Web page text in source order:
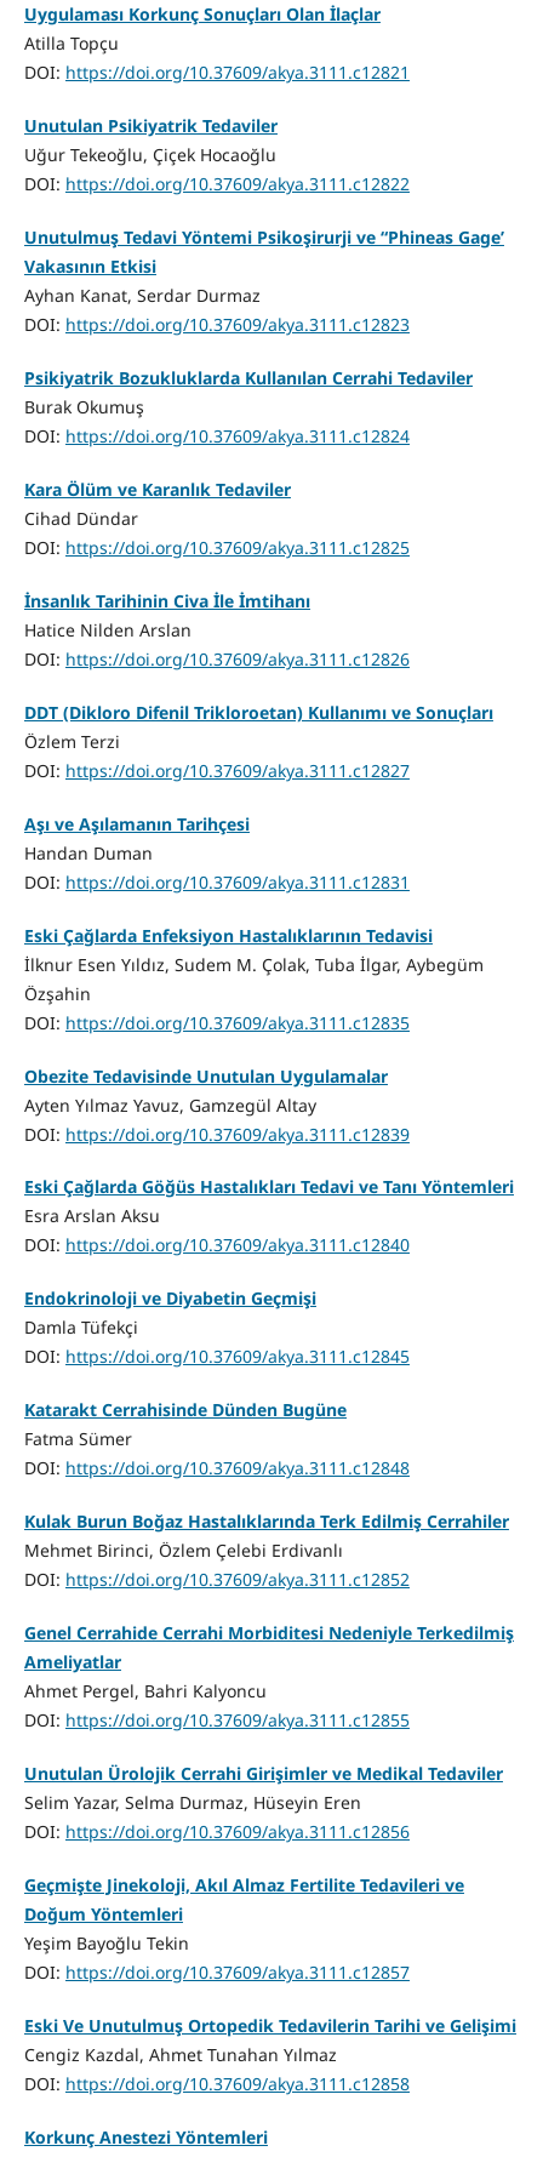
Uygulaması Korkunç Sonuçları Olan İlaçlar
Atilla Topçu
DOI: https://doi.org/10.37609/akya.3111.c12821
Unutulan Psikiyatrik Tedaviler
Uğur Tekeoğlu, Çiçek Hocaoğlu
DOI: https://doi.org/10.37609/akya.3111.c12822
Unutulmuş Tedavi Yöntemi Psikoşirurji ve “Phineas Gage’
Vakasının Etkisi
Ayhan Kanat, Serdar Durmaz
DOI: https://doi.org/10.37609/akya.3111.c12823
Psikiyatrik Bozukluklarda Kullanılan Cerrahi Tedaviler
Burak Okumuş
DOI: https://doi.org/10.37609/akya.3111.c12824
Kara Ölüm ve Karanlık Tedaviler
Cihad Dündar
DOI: https://doi.org/10.37609/akya.3111.c12825
İnsanlık Tarihinin Civa İle İmtihanı
Hatice Nilden Arslan
DOI: https://doi.org/10.37609/akya.3111.c12826
DDT (Dikloro Difenil Trikloroetan) Kullanımı ve Sonuçları
Özlem Terzi
DOI: https://doi.org/10.37609/akya.3111.c12827
Aşı ve Aşılamanın Tarihçesi
Handan Duman
DOI: https://doi.org/10.37609/akya.3111.c12831
Eski Çağlarda Enfeksiyon Hastalıklarının Tedavisi
İlknur Esen Yıldız, Sudem M. Çolak, Tuba İlgar, Aybegüm
Özşahin
DOI: https://doi.org/10.37609/akya.3111.c12835
Obezite Tedavisinde Unutulan Uygulamalar
Ayten Yılmaz Yavuz, Gamzegül Altay
DOI: https://doi.org/10.37609/akya.3111.c12839
Eski Çağlarda Göğüs Hastalıkları Tedavi ve Tanı Yöntemleri
Esra Arslan Aksu
DOI: https://doi.org/10.37609/akya.3111.c12840
Endokrinoloji ve Diyabetin Geçmişi
Damla Tüfekçi
DOI: https://doi.org/10.37609/akya.3111.c12845
Katarakt Cerrahisinde Dünden Bugüne
Fatma Sümer
DOI: https://doi.org/10.37609/akya.3111.c12848
Kulak Burun Boğaz Hastalıklarında Terk Edilmiş Cerrahiler
Mehmet Birinci, Özlem Çelebi Erdivanlı
DOI: https://doi.org/10.37609/akya.3111.c12852
Genel Cerrahide Cerrahi Morbiditesi Nedeniyle Terkedilmiş
Ameliyatlar
Ahmet Pergel, Bahri Kalyoncu
DOI: https://doi.org/10.37609/akya.3111.c12855
Unutulan Ürolojik Cerrahi Girişimler ve Medikal Tedaviler
Selim Yazar, Selma Durmaz, Hüseyin Eren
DOI: https://doi.org/10.37609/akya.3111.c12856
Geçmişte Jinekoloji, Akıl Almaz Fertilite Tedavileri ve
Doğum Yöntemleri
Yeşim Bayoğlu Tekin
DOI: https://doi.org/10.37609/akya.3111.c12857
Eski Ve Unutulmuş Ortopedik Tedavilerin Tarihi ve Gelişimi
Cengiz Kazdal, Ahmet Tunahan Yılmaz
DOI: https://doi.org/10.37609/akya.3111.c12858
Korkunç Anestezi Yöntemleri